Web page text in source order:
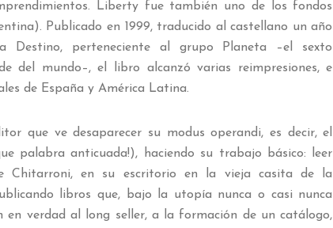
Liberty fue también uno de los fondos
Publicado en 1999, traducido al castellano un año
Destino, perteneciente al grupo Planeta –el sexto
del mundo–, el libro alcanzó varias reimpresiones, e
de España y América Latina.
que ve desaparecer su modus operandi, es decir, el
palabra anticuada!), haciendo su trabajo básico: leer
Chitarroni, en su escritorio en la vieja casita de la
libros que, bajo la utopía nunca o casi nunca
en verdad al long seller, a la formación de un catálogo,